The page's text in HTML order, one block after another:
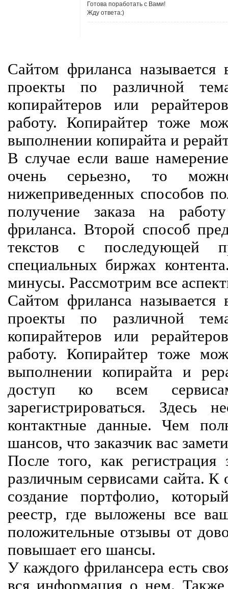
Готова поработать с Вами!
Жду ответа:)
Сайтом фриланса называется
проекты по различной
копирайтеров или
работу. Копирайтер тоже
выполнении копирайта и
В случае если ваше
очень серьезно, то
нижеприведенных способов
получение заказа на
фриланса. Второй способ
текстов с последующей
специальных биржах
минусы. Рассмотрим все
Сайтом фриланса называется
проекты по различной
копирайтеров или
работу. Копирайтер тоже
выполнении копирайта и
доступ ко всем
зарегистрироваться. Здесь
контактные данные. Чем
шансов, что заказчик вас
После того, как регистрация
различным сервисами сайта. К
создание портфолио,
реестр, где выложены все
положительные отзывы от
повышает его шансы.
У каждого фрилансера есть
вся информация о нем. Также